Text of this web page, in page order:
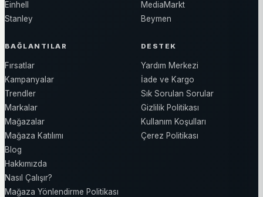
Einhell
Stanley
MediaMarkt
Beymen
BAĞLANTILAR
Fırsatlar
Kampanyalar
Trendler
Markalar
Mağazalar
Mağaza Katılımı
Blog
Hakkımızda
Nasıl Çalışır?
Mağaza Yönlendirme Politikası
DESTEK
Yardım Merkezi
İade ve Kargo
Sık Sorulan Sorular
Gizlilik Politikası
Kullanım Koşulları
Çerez Politikası